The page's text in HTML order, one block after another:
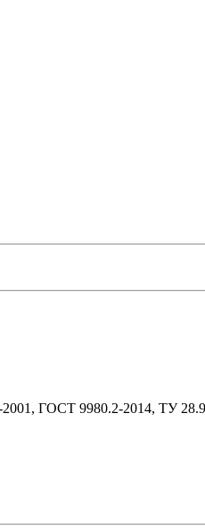
ГОСТ 9980.2-2014, ТУ